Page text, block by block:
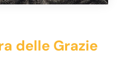
delle Grazie